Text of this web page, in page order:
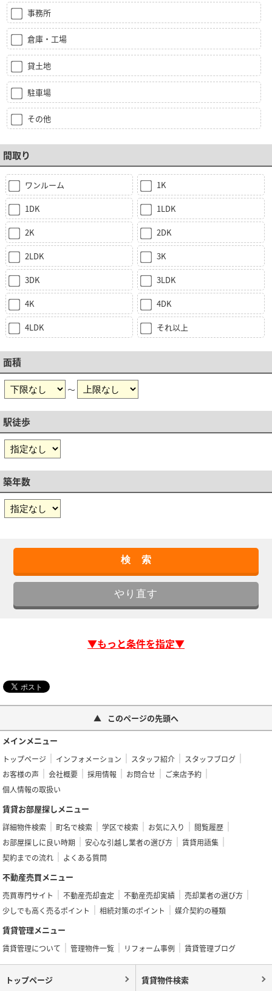
事務所
倉庫・工場
貸土地
駐車場
その他
間取り
ワンルーム 1K
1DK 1LDK
2K 2DK
2LDK 3K
3DK 3LDK
4K 4DK
4LDK それ以上
面積
～
駅徒歩
築年数
▼もっと条件を指定▼
このページの先頭へ
メインメニュー
トップページ インフォメーション スタッフ紹介
スタッフブログ
お客様の声
会社概要 採用情報 お問合せ
ご来店予約
個人情報の取扱い
賃貸お部屋探しメニュー
詳細物件検索 町名で検索 学区で検索 お気に入り
閲覧履歴
お部屋探しに良い時期
安心な引越し業者の選び方
賃貸用語集
契約までの流れ
よくある質問
不動産売買メニュー
売買専門サイト 不動産売却査定 不動産売却実績
売却業者の選び方
少しでも高く売るポイント
相続対策のポイント 媒介契約の種類
賃貸管理メニュー
賃貸管理について 管理物件一覧 リフォーム事例 賃貸管理ブログ
トップページ 賃貸物件検索